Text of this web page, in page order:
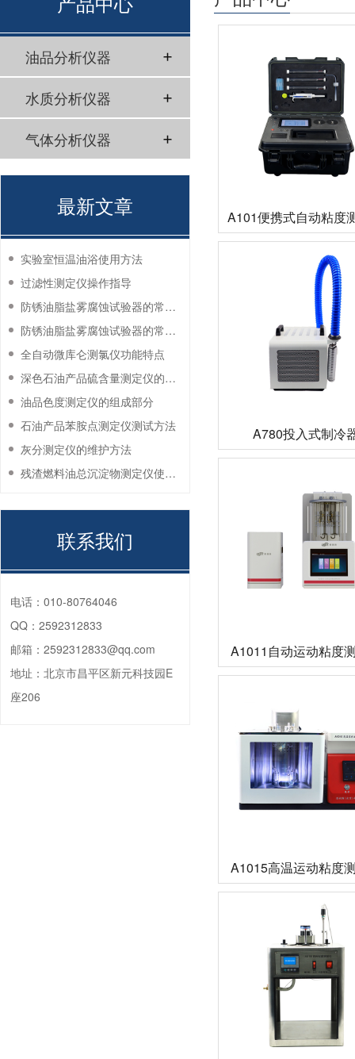
A101便携式自动粘度
A780投入式制冷
A1011自动运动粘度
A1015高温运动粘度
油品分析仪器
水质分析仪器
气体分析仪器
最新文章
实验室恒温油浴使用方法
过滤性测定仪操作指导
防锈油脂盐雾腐蚀试验器的常见故障与解决方法
防锈油脂盐雾腐蚀试验器的常见故障与解决方法
全自动微库仑测氯仪功能特点
深色石油产品硫含量测定仪的工作环境要求
油品色度测定仪的组成部分
石油产品苯胺点测定仪测试方法
灰分测定仪的维护方法
残渣燃料油总沉淀物测定仪使用注意事项
联系我们
电话： 010-80764046
QQ： 2592312833
邮箱： 2592312833@qq.com
地址： 北京市昌平区新元科技园E
座206